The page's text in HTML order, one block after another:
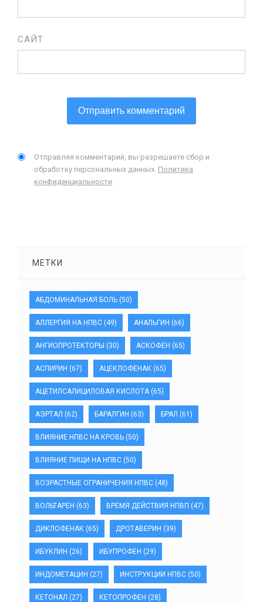
САЙТ
Отправляя комментарий, вы разрешаете сбор и
обработку персональных данных. Политика
конфиденциальности.
МЕТКИ
АБДОМИНАЛЬНАЯ БОЛЬ (50)
АЛЛЕРГИЯ НА НПВС (49) АНАЛЬГИН (66)
АНГИОПРОТЕКТОРЫ (30) АСКОФЕН (65)
АСПИРИН (67) АЦЕКЛОФЕНАК (65)
АЦЕТИЛСАЛИЦИЛОВАЯ КИСЛОТА(65)
АЭРТАЛ (62) БАРАЛГИН (63) БРАЛ (61)
ВЛИЯНИЕ НПВС НА КРОВЬ (50)
ВЛИЯНИЕ ПИЩИ НА НПВС (50)
ВОЗРАСТНЫЕ ОГРАНИЧЕНИЯ НПВС (48)
ВОЛЬТАРЕН (63) ВРЕМЯ ДЕЙСТВИЯ НПВП (47)
ДИКЛОФЕНАК (65) ДРОТАВЕРИН (39)
ИБУКЛИН (26) ИБУПРОФЕН (29)
ИНДОМЕТАЦИН (27) ИНСТРУКЦИИ НПВС (50)
КЕТОНАЛ (27) КЕТОПРОФЕН (28)